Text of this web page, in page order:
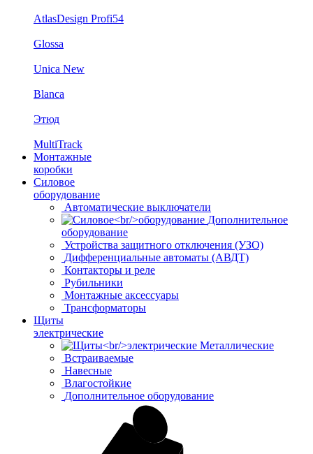
AtlasDesign Profi54
Glossa
Unica New
Blanca
Этюд
MultiTrack
Монтажные
коробки
Силовое
оборудование
Автоматические выключатели
Дополнительное
оборудование
Устройства защитного отключения (УЗО)
Дифференциальные автоматы (АВДТ)
Контакторы и реле
Рубильники
Монтажные аксессуары
Трансформаторы
Щиты
электрические
Металлические
Встраиваемые
Навесные
Влагостойкие
Дополнительное оборудование